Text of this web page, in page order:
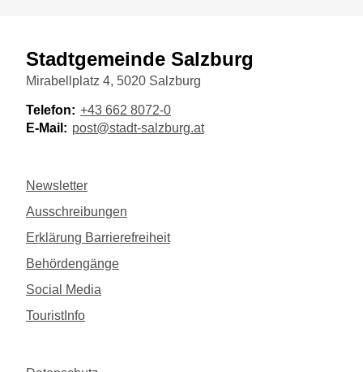
Stadtgemeinde Salzburg
Mirabellplatz 4, 5020 Salzburg
Telefon: +43 662 8072-0
E-Mail: post@stadt-salzburg.at
Newsletter
Ausschreibungen
Erklärung Barrierefreiheit
Behördengänge
Social Media
TouristInfo